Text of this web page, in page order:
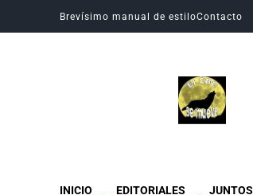
Brevísimo manual de estiloContacto
INICIO EDITORIALES JUNTOS